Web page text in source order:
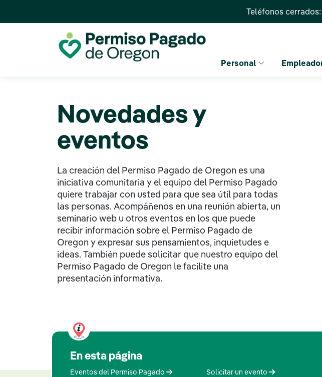
Teléfonos
Personal
Novedades y
eventos
La creación del Permiso Pagado de Oregon es una
iniciativa comunitaria y el equipo del Permiso Pagado
quiere trabajar con usted para que sea útil para todas
las personas. Acompáñenos en una reunión abierta, un
seminario web u otros eventos en los que puede
recibir información sobre el Permiso Pagado de
Oregon y expresar sus pensamientos, inquietudes e
ideas. También puede solicitar que nuestro equipo del
Permiso Pagado de Oregon le facilite una
presentación informativa.
En esta página
Eventos del Permiso Pagado Solicitar un evento